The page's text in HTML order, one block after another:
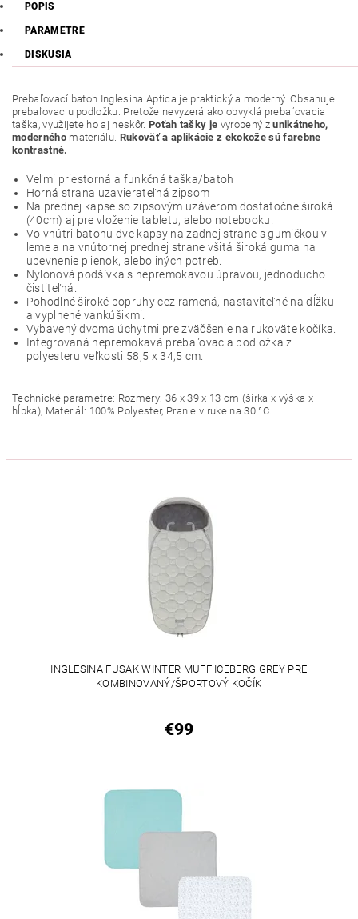
POPIS
PARAMETRE
DISKUSIA
Prebaľovací batoh Inglesina Aptica je praktický a moderný. Obsahuje
prebaľovaciu podložku. Pretože nevyzerá ako obvyklá prebaľovacia
taška, využijete ho aj neskôr. Poťah tašky je vyrobený zunikátneho,
moderného materiálu. Rukoväť a aplikácie z ekokože sú farebne
kontrastné.
Veľmi priestorná a funkčná taška/batoh
Horná strana uzavierateľná zipsom
Na prednej kapse so zipsovým uzáverom dostatočne široká
(40cm) aj pre vloženie tabletu, alebo notebooku.
Vo vnútri batohu dve kapsy na zadnej strane s gumičkou v
leme a na vnútornej prednej strane všitá široká guma na
upevnenie plienok, alebo iných potreb.
Nylonová podšívka s nepremokavou úpravou, jednoducho
čistiteľná.
Pohodlné široké popruhy cez ramená, nastaviteľné na dĺžku
a vyplnené vankúšikmi.
Vybavený dvoma úchytmi pre zväčšenie na rukoväte kočíka.
Integrovaná nepremokavá prebaľovacia podložka z
polyesteru veľkosti 58,5 x 34,5 cm.
Technické parametre: Rozmery: 36 x 39 x 13 cm (šírka x výška x
hĺbka), Materiál: 100% Polyester, Pranie v ruke na 30 °C.
INGLESINA FUSAK WINTER MUFF ICEBERG GREY PRE
KOMBINOVANÝ/ŠPORTOVÝ KOČÍK
€99